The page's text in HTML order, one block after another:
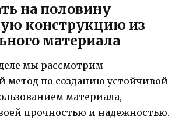
на половину
конструкцию из
материала
мы рассмотрим
по созданию устойчивой
материала,
прочностью и надежностью.